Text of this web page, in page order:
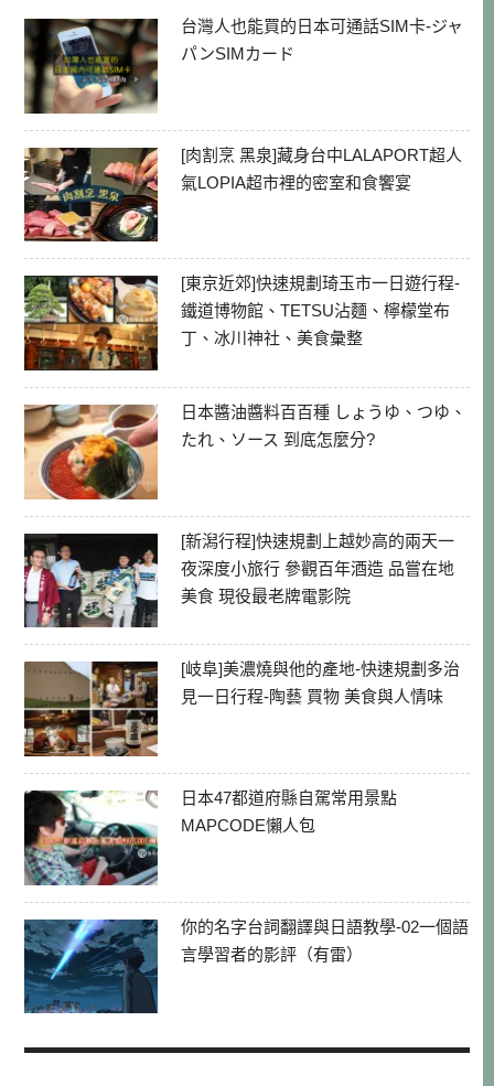
台灣人也能買的日本可通話SIM卡-ジャ
パンSIMカード
[肉割烹 黑泉]藏身台中LALAPORT超人
氣LOPIA超市裡的密室和食饗宴
[東京近郊]快速規劃琦玉市一日遊行程-
鐵道博物館、TETSU沾麵、檸檬堂布
丁、冰川神社、美食彙整
日本醬油醬料百百種 しょうゆ、つゆ、
たれ、ソース 到底怎麼分?
[新潟行程]快速規劃上越妙高的兩天一
夜深度小旅行 參觀百年酒造 品嘗在地
美食 現役最老牌電影院
[岐阜]美濃燒與他的產地-快速規劃多治
見一日行程-陶藝 買物 美食與人情味
日本47都道府縣自駕常用景點
MAPCODE懶人包
你的名字台詞翻譯與日語教學-02一個語
言學習者的影評（有雷）